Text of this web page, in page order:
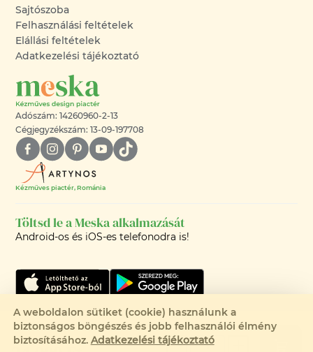
Sajtószoba
Felhasználási feltételek
Elállási feltételek
Adatkezelési tájékoztató
Adószám: 14260960-2-13
Cégjegyzékszám: 13-09-197708
Kézműves piactér, Románia
Töltsd le a Meska alkalmazását
Android-os és iOS-es telefonodra is!
©2008-2026 - MESKA.HU -
A weboldalon sütiket (cookie) használunk a
biztonságos böngészés és jobb felhasználói élmény
biztosításához. Adatkezelési tájékoztató